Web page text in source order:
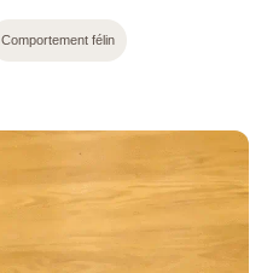
Comportement félin